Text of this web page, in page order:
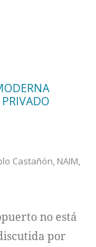
Castañón, NAIM,
no está
por